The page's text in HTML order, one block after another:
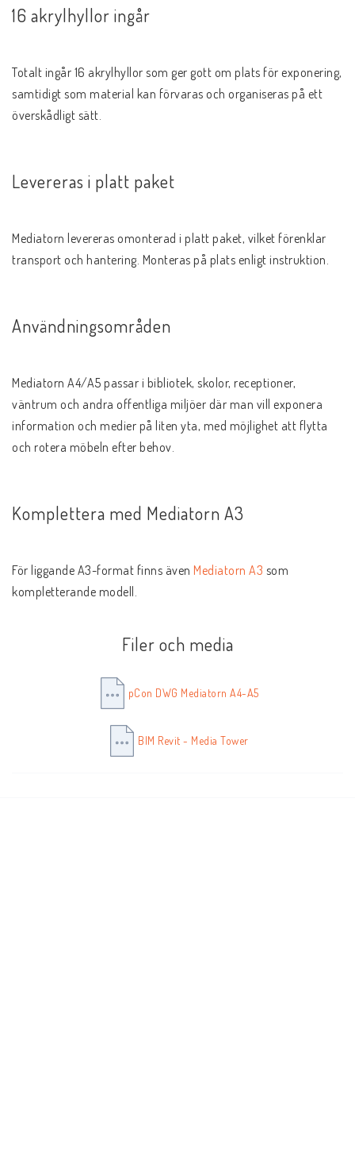
16 akrylhyllor ingår
Totalt ingår 16 akrylhyllor som ger gott om plats för exponering,
samtidigt som material kan förvaras och organiseras på ett
överskådligt sätt.
Levereras i platt paket
Mediatorn levereras omonterad i platt paket, vilket förenklar
transport och hantering. Monteras på plats enligt instruktion.
Användningsområden
Mediatorn A4/A5 passar i bibliotek, skolor, receptioner,
väntrum och andra offentliga miljöer där man vill exponera
information och medier på liten yta, med möjlighet att flytta
och rotera möbeln efter behov.
Komplettera med Mediatorn A3
För liggande A3-format finns även Mediatorn A3 som
kompletterande modell.
Filer och media
pCon DWG Mediatorn A4-A5
BIM Revit - Media Tower